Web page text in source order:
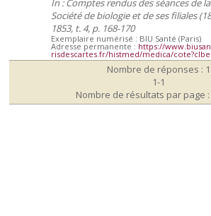
Société de biologie et de ses filiales
1853, t. 4, p. 168-170
Exemplaire numérisé : BIU Santé (Paris)
Adresse permanente : https://
risdescartes.fr/histmed/medica/
Nombre de réponses : 1
1-1
Nombre de résultats par page :